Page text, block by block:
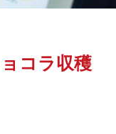
コラ収穫